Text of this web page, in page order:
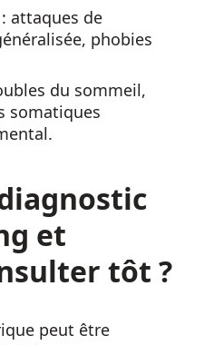
: attaques de
phobies
du sommeil,
somatiques
et
tôt ?
peut être